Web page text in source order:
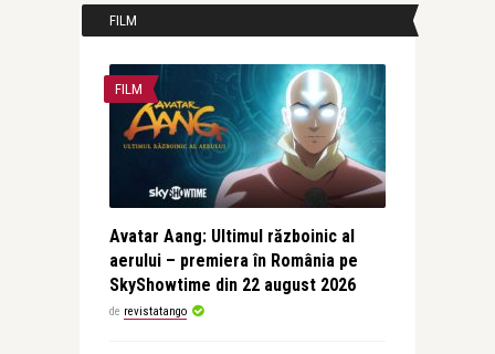
FILM
FILM
Avatar Aang: Ultimul războinic al
aerului – premiera în România pe
SkyShowtime din 22 august 2026
de revistatango